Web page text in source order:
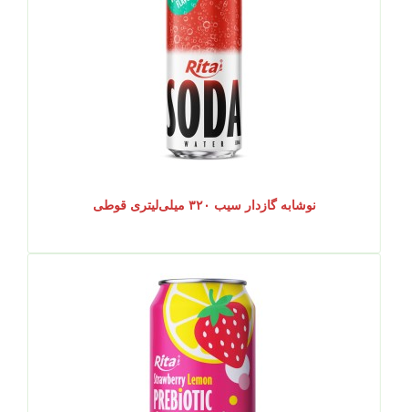
نوشابه گازدار سیب ۳۲۰ میلی‌لیتری قوطی